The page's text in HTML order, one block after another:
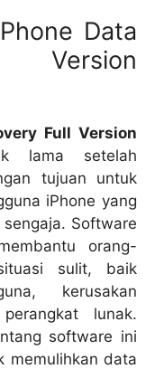
Data
Version
Full Version
lama setelah
tujuan untuk
iPhone yang
Software
orang-
sulit, baik
kerusakan
lunak.
software ini
memulihkan data